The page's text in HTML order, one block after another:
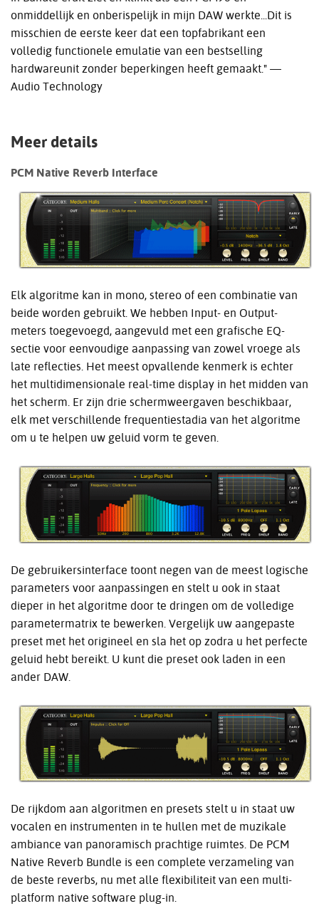
onmiddellijk en onberispelijk in mijn DAW werkte...Dit is
misschien de eerste keer dat een topfabrikant een
volledig functionele emulatie van een bestselling
hardwareunit zonder beperkingen heeft gemaakt." —
Audio Technology
Meer details
PCM Native Reverb Interface
Elk algoritme kan in mono, stereo of een combinatie van
beide worden gebruikt. We hebben Input- en Output-
meters toegevoegd, aangevuld met een grafische EQ-
sectie voor eenvoudige aanpassing van zowel vroege als
late reflecties. Het meest opvallende kenmerk is echter
het multidimensionale real-time display in het midden van
het scherm. Er zijn drie schermweergaven beschikbaar,
elk met verschillende frequentiestadia van het algoritme
om u te helpen uw geluid vorm te geven.
De gebruikersinterface toont negen van de meest logische
parameters voor aanpassingen en stelt u ook in staat
dieper in het algoritme door te dringen om de volledige
parametermatrix te bewerken. Vergelijk uw aangepaste
preset met het origineel en sla het op zodra u het perfecte
geluid hebt bereikt. U kunt die preset ook laden in een
ander DAW.
De rijkdom aan algoritmen en presets stelt u in staat uw
vocalen en instrumenten in te hullen met de muzikale
ambiance van panoramisch prachtige ruimtes. De PCM
Native Reverb Bundle is een complete verzameling van
de beste reverbs, nu met alle flexibiliteit van een multi-
platform native software plug-in.